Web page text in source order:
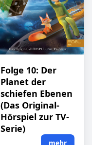
Folge 10: Der
Planet der
schiefen Ebenen
(Das Original-
Hörspiel zur TV-
Serie)
mehr